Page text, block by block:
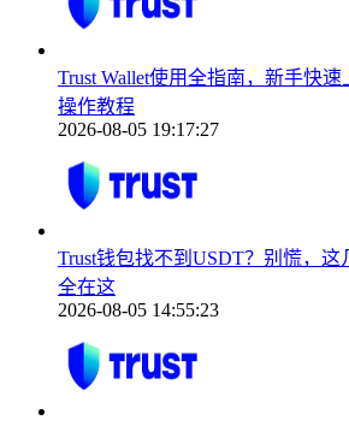
Trust Wallet使用全指南，新手快
操作教程
2026-08-05 19:17:27
Trust钱包找不到USDT？别慌，
全在这
2026-08-05 14:55:23